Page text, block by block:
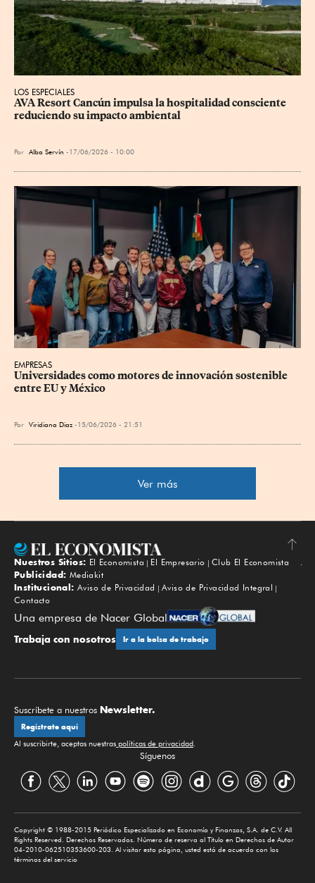
LOS ESPECIALES
AVA Resort Cancún impulsa la hospitalidad consciente
reduciendo su impacto ambiental
Por Alba Servín 17/06/2026 - 10:00
EMPRESAS
Universidades como motores de innovación sostenible
entre EU y México
Por Viridiana Diaz 15/06/2026 - 21:51
Ver más
Subir
Nuestros Sitios: El Economista El Empresario
Club El Economista
Publicidad: Mediakit
Institucional: Aviso de Privacidad
Aviso de Privacidad Integral
Contacto
Una empresa de Nacer Global
Trabaja con nosotros Ir a la bolsa de trabajo
Suscríbete a nuestros Newsletter.
Regístrate aquí
Al suscribirte, aceptas nuestras políticas de privacidad.
Síguenos
Copyright © 1988-2015 Periódico Especializado en Economía y Finanzas, S.A. de C.V. All
Rights Reserved. Derechos Reservados. Número de reserva al Título en Derechos de Autor
04-2010-062510353600-203. Al visitar esta página, usted está de acuerdo con los
términos del servicio